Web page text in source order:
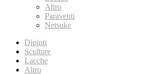
Altro
Paraventi
Netsuke
Dipinti
Sculture
Lacche
Altro